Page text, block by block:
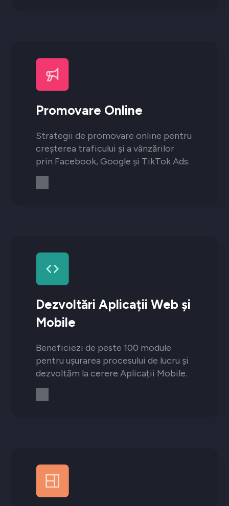
Promovare Online
Strategii de promovare online pentru
creșterea traficului și a vânzărilor
prin Facebook, Google și TikTok Ads.
Dezvoltări Aplicații Web și
Mobile
Beneficiezi de peste 100 module
pentru ușurarea procesului de lucru și
dezvoltăm la cerere Aplicații Mobile.